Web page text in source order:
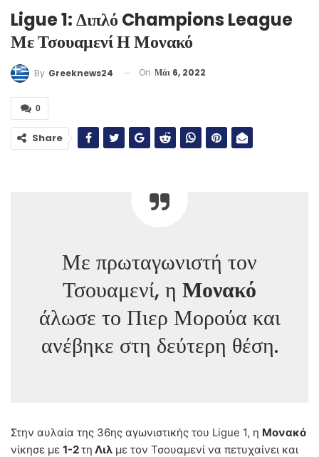
Ligue 1: Διπλό Champions League
Με Τσουαμενί Η Μονακό
By Greeknews24 On Μάι 6, 2022
0
Share
Με πρωταγωνιστή τον
Τσουαμενί, η Μονακό
άλωσε το Πιερ Μορούα και
ανέβηκε στη δεύτερη θέση.
Στην αυλαία της 36ης αγωνιστικής του Ligue 1, η Μονακό
νίκησε με 1-2τη Λιλ με τον Τσουαμενί να πετυχαίνει και